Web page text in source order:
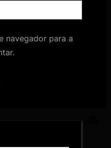
navegador para a